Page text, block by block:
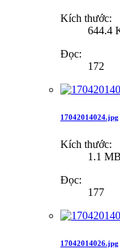
Kích thước:
644.4
Đọc:
172
17042014024.jpg
Kích thước:
1.1 MB
Đọc:
177
17042014026.jpg